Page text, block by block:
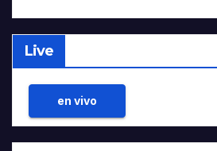
Live
en vivo